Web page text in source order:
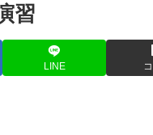
習
LINE